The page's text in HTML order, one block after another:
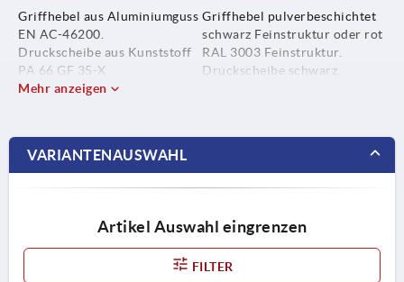
Griffhebel aus Aluminiumguss
EN AC-46200.
Druckscheibe aus Kunststoff
PA 66 GF 35-X
glasfaserverstärkt.
Griffhebel pulverbeschichtet
schwarz Feinstruktur oder rot
RAL 3003 Feinstruktur.
Druckscheibe schwarz.
Mehr anzeigen
VARIANTENAUSWAHL
Artikel Auswahl eingrenzen
FILTER